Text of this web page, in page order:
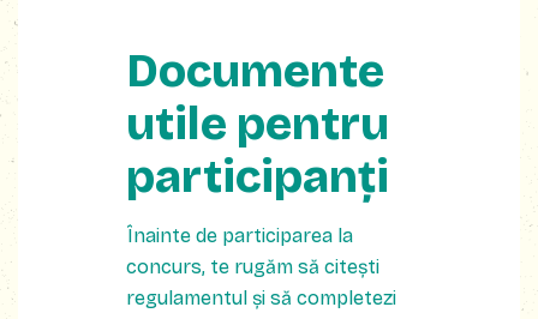
Documente
utile pentru
participanți
Înainte de participarea la
concurs, te rugăm să citești
regulamentul și să completezi